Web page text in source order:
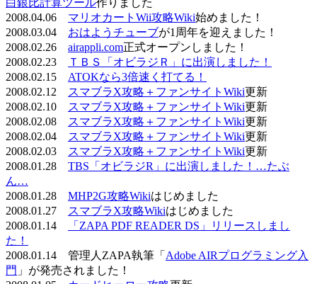
2008.04.06 マリオカートWii攻略Wiki始めました！
2008.03.04 おはようチューブが1周年を迎えました！
2008.02.26 airappli.com正式オープンしました！
2008.02.23
ＴＢＳ「オビラジＲ」に出演しました！
2008.02.15 ATOKなら3倍速く打てる！
2008.02.12
スマブラX攻略＋ファンサイトWiki更新
2008.02.10
スマブラX攻略＋ファンサイトWiki更新
2008.02.08
スマブラX攻略＋ファンサイトWiki更新
2008.02.04
スマブラX攻略＋ファンサイトWiki更新
2008.02.03
スマブラX攻略＋ファンサイトWiki更新
2008.01.28 TBS「オビラジR」に出演しました！…たぶ
ん…
2008.01.28 MHP2G攻略Wikiはじめました
2008.01.27
スマブラX攻略Wikiはじめました
2008.01.14
「ZAPA PDF READER DS」リリースしまし
た！
2008.01.14 管理人ZAPA執筆「 Adobe AIRプログラミング入
門 」が発売されました！